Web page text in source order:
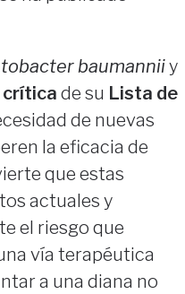
baumanniiy
de su Lista de
de nuevas
la eficacia de
que estas
actuales y
el riesgo que
vía terapéutica
a una diana no